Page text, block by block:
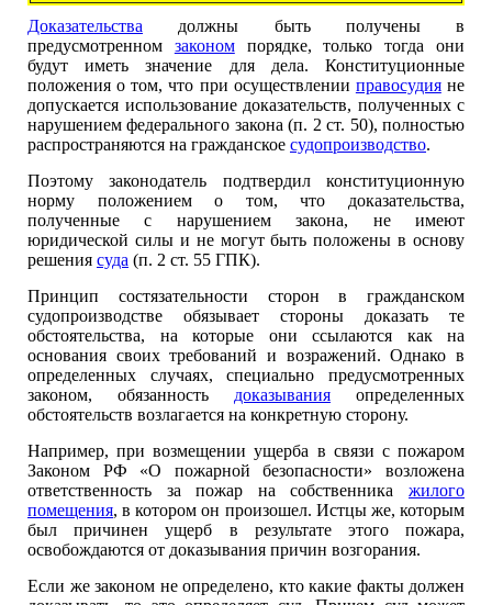
Доказательства должны быть получены в
предусмотренном закономпорядке, только тогда они
будут иметь значение для дела. Конституционные
положения о том, что при осуществлении правосудияне
допускается использование доказательств, полученных с
нарушением федерального закона (п. 2 ст. 50), полностью
распространяются на гражданское судопроизводство.
Поэтому законодатель подтвердил конституционную
норму положением о том, что доказательства,
полученные с нарушением закона, не имеют
юридической силы и не могут быть положены в основу
решения суда (п. 2 ст. 55 ГПК).
Принцип состязательности сторон в гражданском
судопроизводстве обязывает стороны доказать те
обстоятельства, на которые они ссылаются как на
основания своих требований и возражений. Однако в
определенных случаях, специально предусмотренных
законом, обязанность доказывания определенных
обстоятельств возлагается на конкретную сторону.
Например, при возмещении ущерба в связи с пожаром
Законом РФ «О пожарной безопасности» возложена
ответственность за пожар на собственника жилого
помещения, в котором он произошел. Истцы же, которым
был причинен ущерб в результате этого пожара,
освобождаются от доказывания причин возгорания.
Если же законом не определено, кто какие факты должен